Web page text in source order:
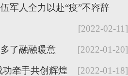
军人全力以赴“疫”不容辞
[2022-02-11]
了融融暖意 [2022-01-20]
牵手共创辉煌 [2022-01-18]